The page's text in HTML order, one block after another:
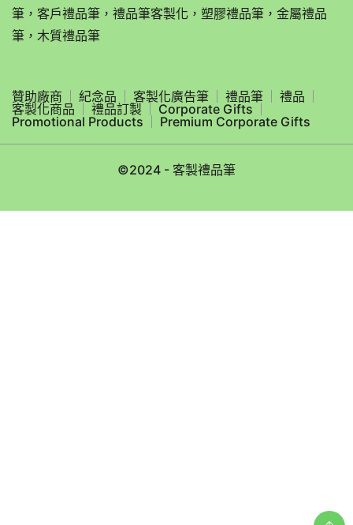
筆，客戶禮品筆，禮品筆客製化，塑膠禮品筆，金屬禮品
筆，木質禮品筆
贊助廠商 紀念品 客製化廣告筆 禮品筆
禮品
客製化商品
禮品訂製
Corporate Gifts
Promotional Products
Premium Corporate Gifts
©2024 - 客製禮品筆